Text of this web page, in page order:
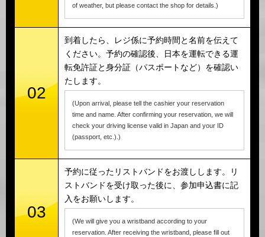
of weather, but please contact the shop for details.)
02
到着したら、レジ係に予約時間と名前を伝えて
ください。予約の確認後、日本を運転できる運
転免許証と身分証（パスポートなど）を確認い
たします。
(Upon arrival, please tell the cashier your reservation
time and name. After confirming your reservation, we will
check your driving license valid in Japan and your ID
(passport, etc.).)
03
予約に従ったリストバンドをお渡しします。リ
ストバンドを受け取った後に、参加申込書に記
入をお願いします。
(We will give you a wristband according to your
reservation. After receiving the wristband, please fill out